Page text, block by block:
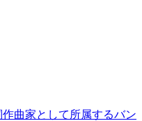
曲家として所属するバン